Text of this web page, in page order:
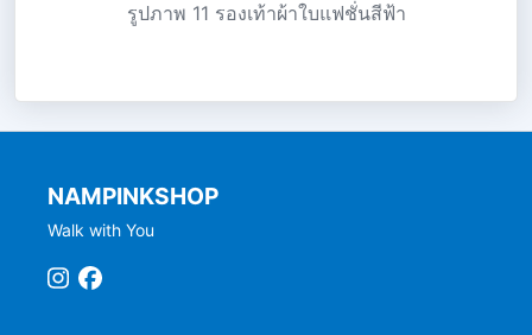
รูปภาพ 11 รองเท้าผ้าใบแฟชั่นสีฟ้า
NAMPINKSHOP
Walk with You